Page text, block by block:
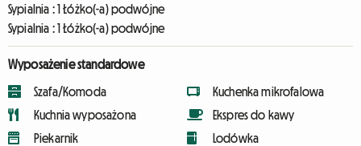
Sypialnia :1 Łóżko(-a) podwójne
Sypialnia :1 Łóżko(-a) podwójne
Wyposażenie standardowe
Szafa/Komoda
Kuchnia wyposażona
Piekarnik
Kuchenka mikrofalowa
Ekspres do kawy
Lodówka